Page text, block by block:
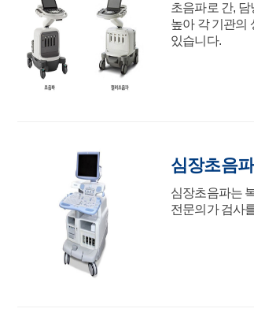
초음파로 간,
높아 각 기관의
있습니다.
심장초음파
심장초음파는
전문의가 검사